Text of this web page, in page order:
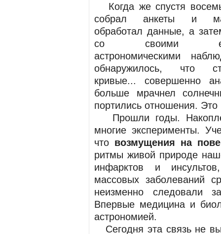
Когда же спустя
собрал анкеты и
обработал данные, а
со своими
астрономическими
обнаружилось, что
кривые... совершенно
больше мрачнел
портились отношения.
Прошли годы.
многие эксперименты.
что возмущения на
ритмы живой природе
инфарктов и
массовых заболеваний
неизменно следовали
Впервые медицина и
астрономией.
Сегодня эта связь не